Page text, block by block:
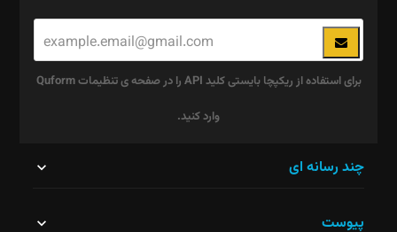
برای استفاده از ریکپچا بایستی کلید API را در صفحه ی تنظیمات Quform
وارد کنید.
نباید
چند رسانه ای
پیوست